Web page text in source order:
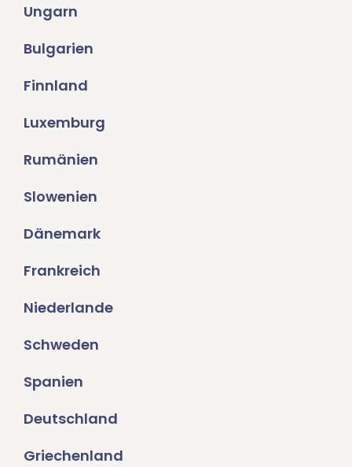
Ungarn
Bulgarien
Finnland
Luxemburg
Rumänien
Slowenien
Dänemark
Frankreich
Niederlande
Schweden
Spanien
Deutschland
Griechenland